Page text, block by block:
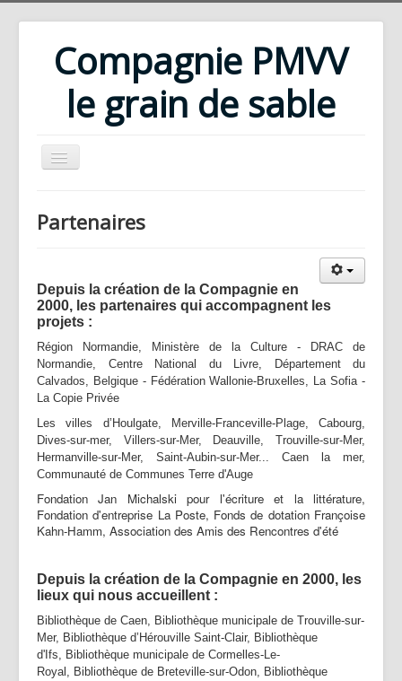
Compagnie PMVV
le grain de sable
Compagnie
Rencontres d'été
Ateliers
Bibliothèque
Téléchargements
Partenaires | Liens
Presse | Archives
Contact
Partenaires
Depuis la création de la Compagnie en
2000, les partenaires qui accompagnent les
projets :
Région Normandie, Ministère de la Culture - DRAC de
Normandie, Centre National du Livre, Département du
Calvados, Belgique - Fédération Wallonie-Bruxelles, La Sofia -
La Copie Privée
Les villes d’Houlgate, Merville-Franceville-Plage, Cabourg,
Dives-sur-mer, Villers-sur-Mer, Deauville, Trouville-sur-Mer,
Hermanville-sur-Mer, Saint-Aubin-sur-Mer... Caen la mer,
Communauté de Communes Terre d'Auge
Fondation Jan Michalski pour l'écriture et la littérature,
Fondation d'entreprise La Poste, Fonds de dotation Françoise
Kahn-Hamm, Association des Amis des Rencontres d'été
Depuis la création de la Compagnie en 2000, les
lieux qui nous accueillent :
Bibliothèque de Caen, Bibliothèque municipale de Trouville-sur-
Mer, Bibliothèque d’Hérouville Saint-Clair, Bibliothèque
d'Ifs, Bibliothèque municipale de Cormelles-Le-
Royal, Bibliothèque de Breteville-sur-Odon, Bibliothèque